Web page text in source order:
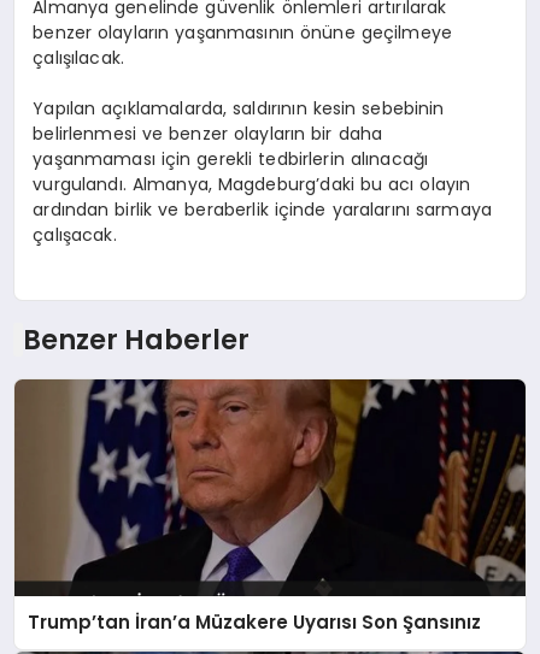
Almanya genelinde güvenlik önlemleri artırılarak
benzer olayların yaşanmasının önüne geçilmeye
çalışılacak.
Yapılan açıklamalarda, saldırının kesin sebebinin
belirlenmesi ve benzer olayların bir daha
yaşanmaması için gerekli tedbirlerin alınacağı
vurgulandı. Almanya, Magdeburg’daki bu acı olayın
ardından birlik ve beraberlik içinde yaralarını sarmaya
çalışacak.
Benzer Haberler
Trump’tan İran’a Müzakere Uyarısı Son Şansınız